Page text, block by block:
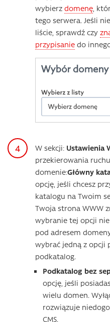
wybierz domenę,
tego serwera. Jeśli
liście, sprawdź czy
przypisanie do
W sekcji: Ustawienia
przekierowania
domenie:Główny
opcję, jeśli chcesz
katalogu na Twoim
Twoja strona WWW
wybranie tej opcji
pod adresem
wybrać jedną z opcji
podkatalog.
Podkatalog bez
opcję, jeśli
wielu domen.
rozwiązuje
CMS.